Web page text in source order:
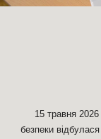
15 травня
безпеки